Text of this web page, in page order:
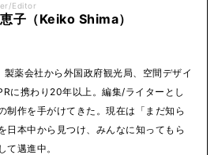
Editor
子（Keiko Shima）
薬会社から外国政府観光局、空間デザイ
に携わり20年以上。編集/ライターとし
制作を手がけてきた。現在は「まだ知ら
日本中から見つけ、みんなに知ってもら
て邁進中。